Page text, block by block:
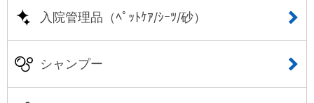
入院管理品（ﾍﾟｯﾄｹｱ/ｼｰﾂ/砂）
シャンプー